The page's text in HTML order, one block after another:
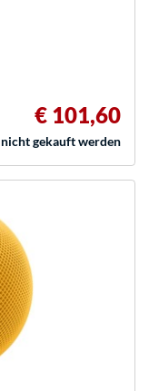
€ 101,60
gekauft werden